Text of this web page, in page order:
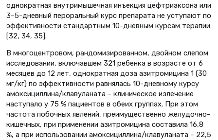
однократная внутримышечная инъекция цефтриаксона или
3–5-дневный пероральный курс препарата не уступают по
эффективности стандартным 10-дневным курсам терапии
[32, 34, 35].
В многоцентровом, рандомизированном, двойном слепом
исследовании, включавшем 321 ребенка в возрасте от 6
месяцев до 12 лет, однократная доза азитромицина 1 (30
мг/кг) по эффективности равнялась 10-дневному курсу
амоксициллина/клавуланата – клиническое излечение
наступало у 75 % пациентов в обеих группах. При этом
частота побочных явлений, преимущественно желудочно-
кишечных, при применении азитромицина составила 16,8
%, а при использовании амоксициллина/клавуланата – 22,5